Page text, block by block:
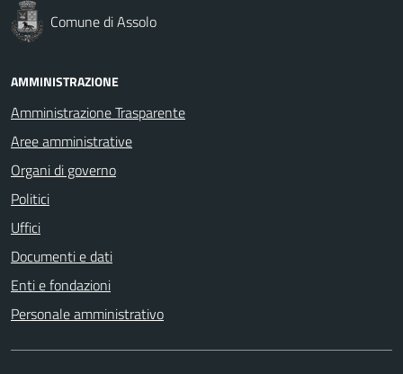
Comune di Assolo
AMMINISTRAZIONE
Amministrazione Trasparente
Aree amministrative
Organi di governo
Politici
Uffici
Documenti e dati
Enti e fondazioni
Personale amministrativo